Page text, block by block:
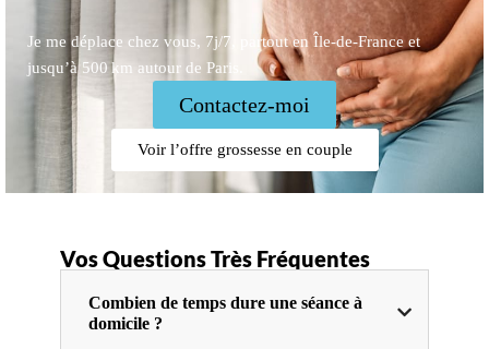
Je me déplace chez vous, 7j/7, partout en Île-de-France et
jusqu’à 500 km autour de Paris.
Contactez-moi
Voir l’offre grossesse en couple
Vos Questions Très Fréquentes
Combien de temps dure une séance à
domicile ?